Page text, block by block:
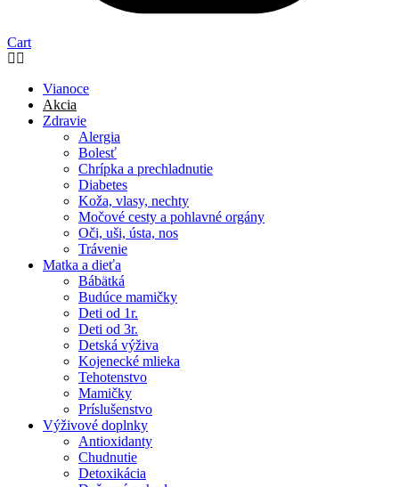
Cart
Vianoce
Akcia
Zdravie
Alergia
Bolesť
Chrípka a prechladnutie
Diabetes
Koža, vlasy, nechty
Močové cesty a pohlavné orgány
Oči, uši, ústa, nos
Trávenie
Matka a dieťa
Bábätká
Budúce mamičky
Deti od 1r.
Deti od 3r.
Detská výživa
Kojenecké mlieka
Tehotenstvo
Mamičky
Príslušenstvo
Výživové doplnky
Antioxidanty
Chudnutie
Detoxikácia